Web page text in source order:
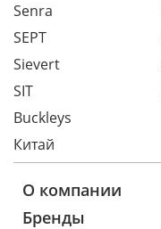
Senra
SEPT
Sievert
SIT
Buckleys
Китай
О компании
Бренды